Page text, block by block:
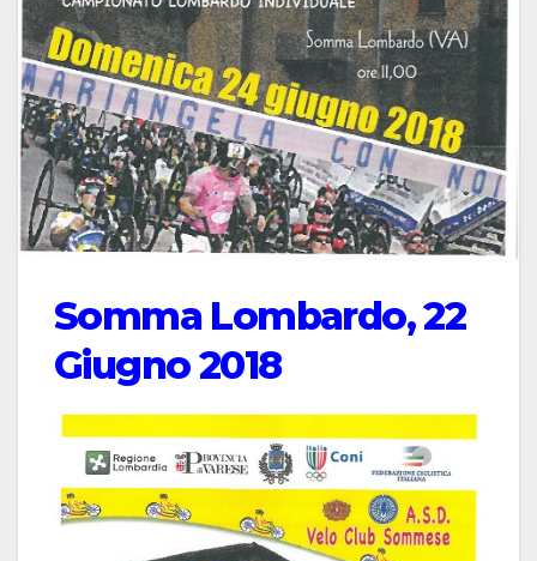
Somma Lombardo, 22
Giugno 2018